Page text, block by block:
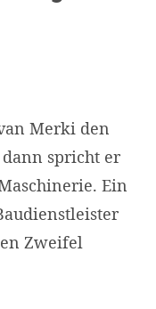
Merki den
spricht er
Ein
Zweifel